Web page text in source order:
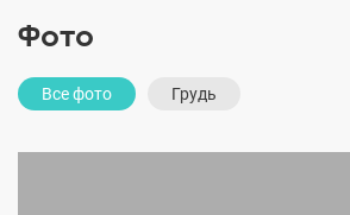
Фото
Все фото Грудь